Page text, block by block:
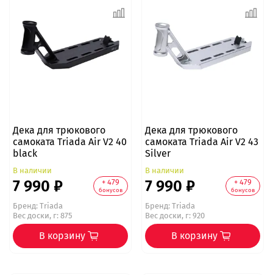
Дека для трюкового
самоката Triada Air V2 40
black
В наличии
7 990 ₽ + 479
бонусов
Бренд:Triada
Вес доски, г: 875
В корзину
Дека для трюкового
самоката Triada Air V2 43
Silver
В наличии
7 990 ₽ + 479
бонусов
Бренд:Triada
Вес доски, г: 920
В корзину